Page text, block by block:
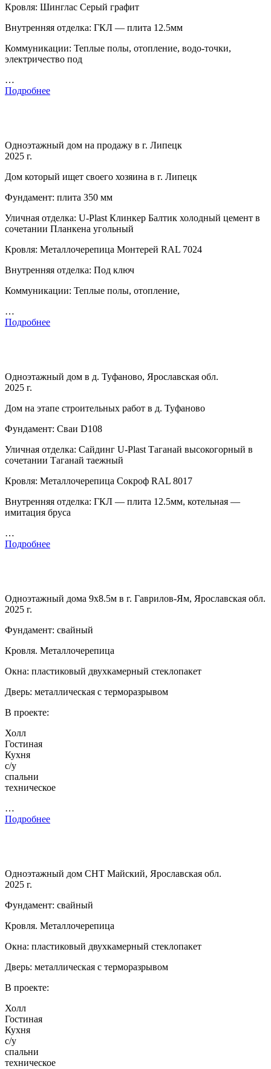
Кровля: Шинглас Серый графит
Внутренняя отделка: ГКЛ — плита 12.5мм
Коммуникации: Теплые полы, отопление, водо-точки,
электричество под
…
Подробнее
Одноэтажный дом на продажу в г. Липецк
2025 г.
Дом который ищет своего хозяина в г. Липецк
Фундамент: плита 350 мм
Уличная отделка: U-Plast Клинкер Балтик холодный цемент в
сочетании Планкена угольный
Кровля: Металлочерепица Монтерей RAL 7024
Внутренняя отделка: Под ключ
Коммуникации: Теплые полы, отопление,
…
Подробнее
Одноэтажный дом в д. Туфаново, Ярославская обл.
2025 г.
Дом на этапе строительных работ в д. Туфаново
Фундамент: Сваи D108
Уличная отделка: Сайдинг U-Plast Таганай высокогорный в
сочетании Таганай таежный
Кровля: Металлочерепица Сокроф RAL 8017
Внутренняя отделка: ГКЛ — плита 12.5мм, котельная —
имитация бруса
…
Подробнее
Одноэтажный дома 9х8.5м в г. Гаврилов-Ям, Ярославская обл.
2025 г.
Фундамент: свайный
Кровля. Металлочерепица
Окна: пластиковый двухкамерный стеклопакет
Дверь: металлическая с терморазрывом
В проекте:
Холл
Гостиная
Кухня
с/у
спальни
техническое
…
Подробнее
Одноэтажный дом СНТ Майский, Ярославская обл.
2025 г.
Фундамент: свайный
Кровля. Металлочерепица
Окна: пластиковый двухкамерный стеклопакет
Дверь: металлическая с терморазрывом
В проекте:
Холл
Гостиная
Кухня
с/у
спальни
техническое